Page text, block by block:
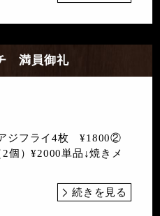
満員御礼
ジフライ4枚 ¥1800②
個）¥2000単品↓焼きメ
続きを見る